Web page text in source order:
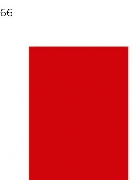
Domov
Aké farby